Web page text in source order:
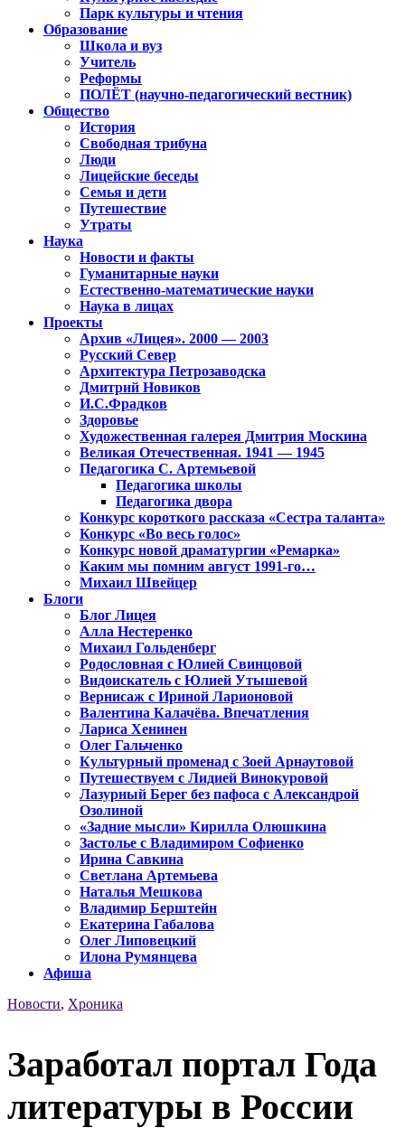
Парк культуры и чтения
Образование
Школа и вуз
Учитель
Реформы
ПОЛЁТ (научно-педагогический вестник)
Общество
История
Свободная трибуна
Люди
Лицейские беседы
Семья и дети
Путешествие
Утраты
Наука
Новости и факты
Гуманитарные науки
Естественно-математические науки
Наука в лицах
Проекты
Архив «Лицея». 2000 — 2003
Русский Север
Архитектура Петрозаводска
Дмитрий Новиков
И.С.Фрадков
Здоровье
Художественная галерея Дмитрия Москина
Великая Отечественная. 1941 — 1945
Педагогика С. Артемьевой
Педагогика школы
Педагогика двора
Конкурс короткого рассказа «Сестра таланта»
Конкурс «Во весь голос»
Конкурс новой драматургии «Ремарка»
Каким мы помним август 1991-го…
Михаил Швейцер
Блоги
Блог Лицея
Алла Нестеренко
Михаил Гольденберг
Родословная с Юлией Свинцовой
Видоискатель с Юлией Утышевой
Вернисаж с Ириной Ларионовой
Валентина Калачёва. Впечатления
Лариса Хенинен
Олег Гальченко
Культурный променад с Зоей Арнаутовой
Путешествуем с Лидией Винокуровой
Лазурный Берег без пафоса с Александрой
Озолиной
«Задние мысли» Кирилла Олюшкина
Застолье с Владимиром Софиенко
Ирина Савкина
Светлана Артемьева
Наталья Мешкова
Владимир Берштейн
Екатерина Габалова
Олег Липовецкий
Илона Румянцева
Афиша
Новости, Хроника
Заработал портал Года
литературы в России